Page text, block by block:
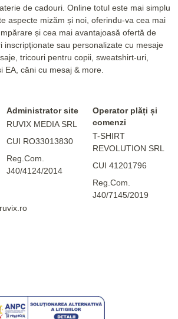
de cadouri. Online totul este mai simplu
aspecte mizăm și noi, oferindu-va cea mai
și cea mai avantajoasă ofertă de
inscripționate sau personalizate cu mesaje
tricouri pentru copii, sweatshirt-uri,
EA, căni cu mesaj & more.
Administrator site
RUVIX MEDIA SRL
CUI RO33013830
Reg.Com.
J40/4124/2014
Operator plăți și
comenzi
T-SHIRT
REVOLUTION SRL
CUI 41201796
Reg.Com.
J40/7145/2019